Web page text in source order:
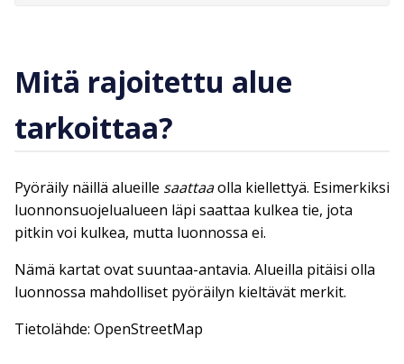
Mitä rajoitettu alue
tarkoittaa?
Pyöräily näillä alueille saattaaolla kiellettyä. Esimerkiksi
luonnonsuojelualueen läpi saattaa kulkea tie, jota
pitkin voi kulkea, mutta luonnossa ei.
Nämä kartat ovat suuntaa-antavia. Alueilla pitäisi olla
luonnossa mahdolliset pyöräilyn kieltävät merkit.
Tietolähde: OpenStreetMap